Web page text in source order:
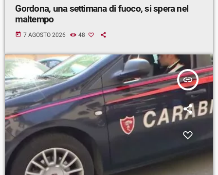
Gordona, una settimana di fuoco, si spera nel
maltempo
today 7 AGOSTO 2026 48
insert_link